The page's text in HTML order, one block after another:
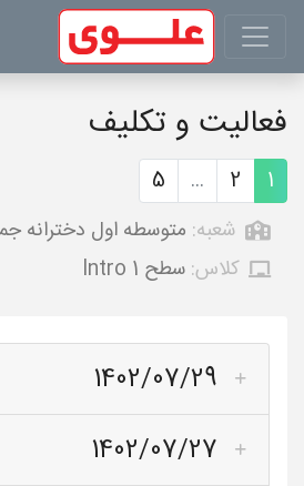
فعالیت و تکلیف
1
2
...
5
شعبه: متوسطه اول دخترانه
کلاس: سطح Intro 1
1402/07/29
1402/07/27